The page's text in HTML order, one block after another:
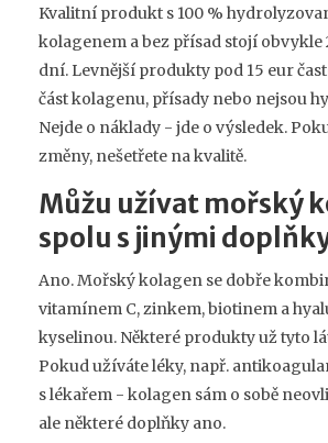
Kvalitní produkt s 100 %
kolagenem a bez přísad stojí obvykle
dní. Levnější produkty pod 15 eur
část kolagenu, přísady nebo nejsou
Nejde o náklady - jde o výsledek.
změny, nešetřete na kvalitě.
Můžu užívat mořský
spolu s jinými
Ano. Mořský kolagen se dobře
vitamínem C, zinkem, biotinem a
kyselinou. Některé produkty už tyto
Pokud užíváte léky, např.
s lékařem - kolagen sám o sobě
ale některé doplňky ano.